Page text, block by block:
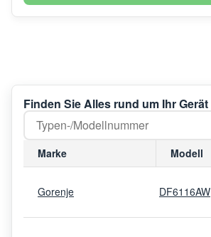
Finden Sie Alles rund um Ihr Gerät
Marke Modell
Gorenje DF6116AW